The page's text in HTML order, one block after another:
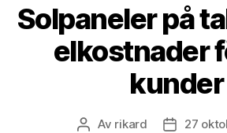
Solpaneler på
elkostnader
kunder
Inläggsförfattare
Av rikard
27